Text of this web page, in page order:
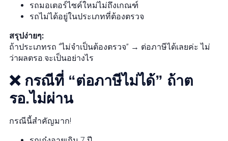
รถมอเตอร์ไซค์ใหม่ไม่ถึงเกณฑ์
รถไม่ได้อยู่ในประเภทที่ต้องตรวจ
สรุปง่ายๆ:
ถ้าประเภทรถ “ไม่จำเป็นต้องตรวจ” → ต่อภาษีได้เลยค่ะ ไม่
ว่าผลตรอ.จะเป็นอย่างไร
❌ กรณีที่ “ต่อภาษีไม่ได้” ถ้าต
รอ.ไม่ผ่าน
กรณีนี้สำคัญมาก!